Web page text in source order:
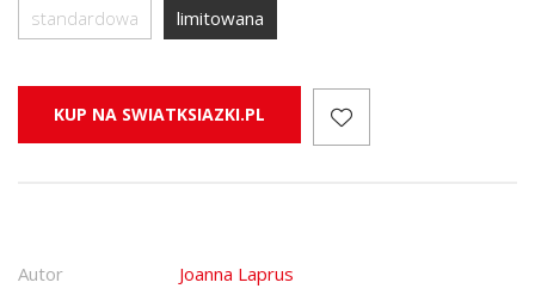
standardowa limitowana
KUP NA SWIATKSIAZKI.PL
Autor Joanna Laprus